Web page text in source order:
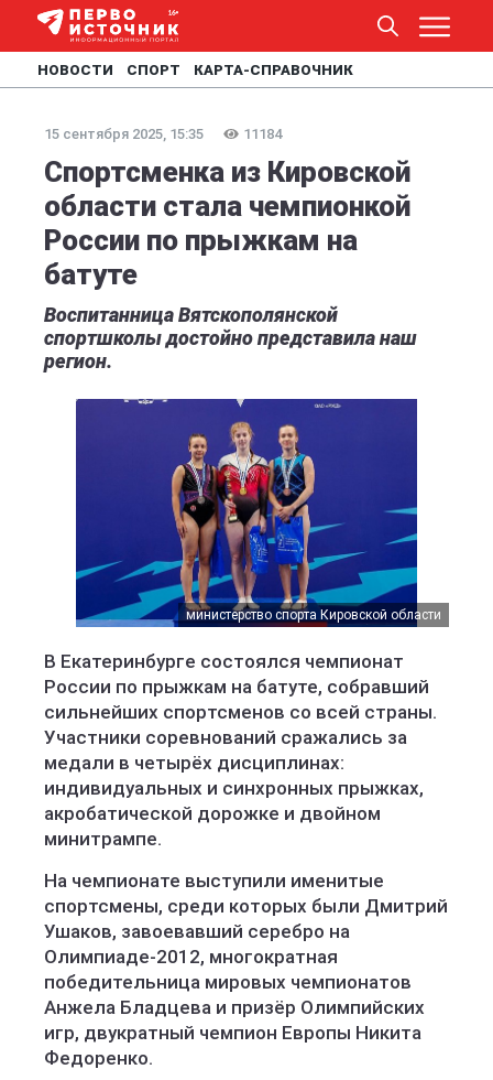
НОВОСТИ СПОРТ КАРТА-СПРАВОЧНИК
15 сентября 2025, 15:35 11184
Спортсменка из Кировской
области стала чемпионкой
России по прыжкам на
батуте
Воспитанница Вятскополянской
спортшколы достойно представила наш
регион.
министерство спорта Кировской области
В Екатеринбурге состоялся чемпионат
России по прыжкам на батуте, собравший
сильнейших спортсменов со всей страны.
Участники соревнований сражались за
медали в четырёх дисциплинах:
индивидуальных и синхронных прыжках,
акробатической дорожке и двойном
минитрампе.
На чемпионате выступили именитые
спортсмены, среди которых были Дмитрий
Ушаков, завоевавший серебро на
Олимпиаде-2012, многократная
победительница мировых чемпионатов
Анжела Бладцева и призёр Олимпийских
игр, двукратный чемпион Европы Никита
Федоренко.